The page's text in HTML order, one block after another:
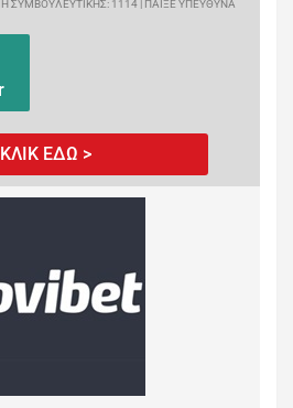
ΣΥΜΒΟΥΛΕΥΤΙΚΗΣ: 1114 | ΠΑΙΞΕ ΥΠΕΥΘΥΝΑ
ΚΛΙΚ ΕΔΩ >